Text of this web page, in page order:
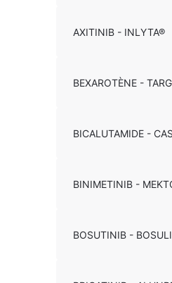
AXITINIB - INLYTA®
BEXAROTÈNE -
BICALUTAMIDE -
BINIMETINIB -
BOSUTINIB -